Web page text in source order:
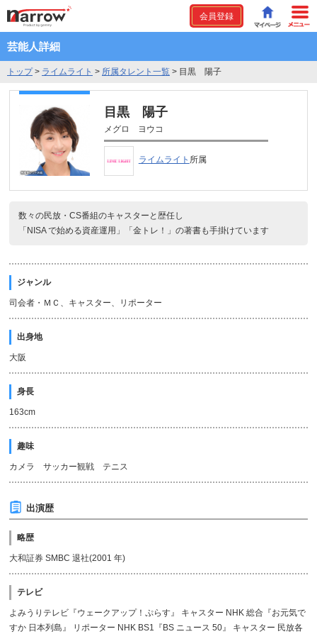
会員登録
芸能人詳細
トップ> ライムライト > 所属タレント一覧 > 目黒 陽子
目黒 陽子
メグロ ヨウコ
ライムライト 所属
数々の民放・CS番組のキャスターと歴任し
「NISA で始める資産運用」「金トレ！」の著書も手掛けています
ジャンル
司会者・ＭＣ、キャスター、リポーター
出身地
大阪
身長
163cm
趣味
カメラ サッカー観戦 テニス
出演歴
略歴
大和証券 SMBC 退社(2001 年)
テレビ
よみうりテレビ『ウェークアップ！ぷらす』 キャスター NHK 総合『お元気で
すか 日本列島』 リポーター NHK BS1『BS ニュース 50』 キャスター 民放各